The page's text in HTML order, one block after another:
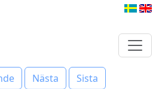
Nästa
Sista